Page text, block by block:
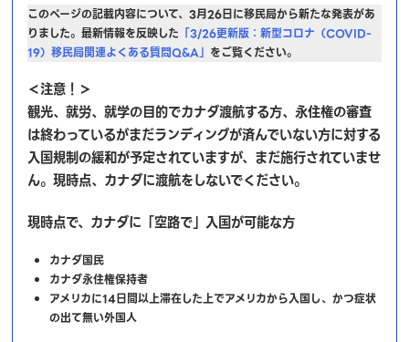
このページの記載内容について、3月26日に移民局から新たな発表があ
りました。最新情報を反映した 「3/26更新版：新型コロナ（COVID-
19）移民局関連よくある質問Q&A」 をご覧ください。
＜注意！＞
観光、就労、就学の目的でカナダ渡航する方、永住権の審査
は終わっているがまだランディングが済んでいない方に対する
入国規制の緩和が予定されていますが、まだ施行されていませ
ん。現時点、カナダに渡航をしないでください。
現時点で、カナダに「空路で」入国が可能な方
カナダ国民
カナダ永住権保持者
アメリカに14日間以上滞在した上でアメリカから入国し、かつ症状
の出て無い外国人